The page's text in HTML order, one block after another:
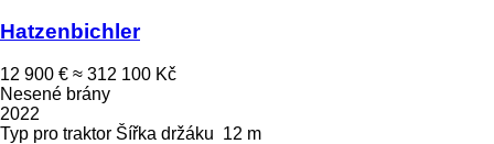
Hatzenbichler
12 900 € ≈ 312 100 Kč
Nesené brány
2022
Typ pro traktor Šířka držáku 12 m